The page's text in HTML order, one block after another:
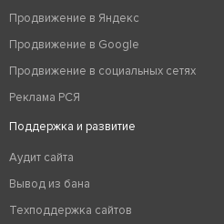
Продвижение в Яндекс
Продвижение в Google
Продвижение в социальных сетях
Реклама РСЯ
Поддержка и развитие
Аудит сайта
Вывод из бана
Техподдержка сайтов